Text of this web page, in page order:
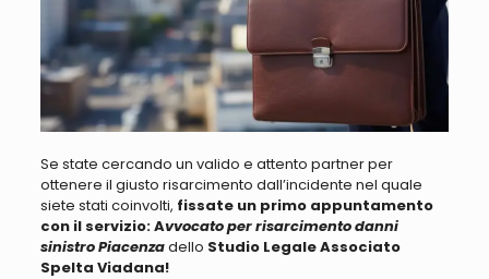
Se state cercando un valido e attento partner per
ottenere il giusto risarcimento dall’incidente nel quale
siete stati coinvolti, fissate un primo appuntamento
con il servizio: Avvocato per risarcimento danni
sinistro Piacenzadello Studio Legale Associato
Spelta Viadana!